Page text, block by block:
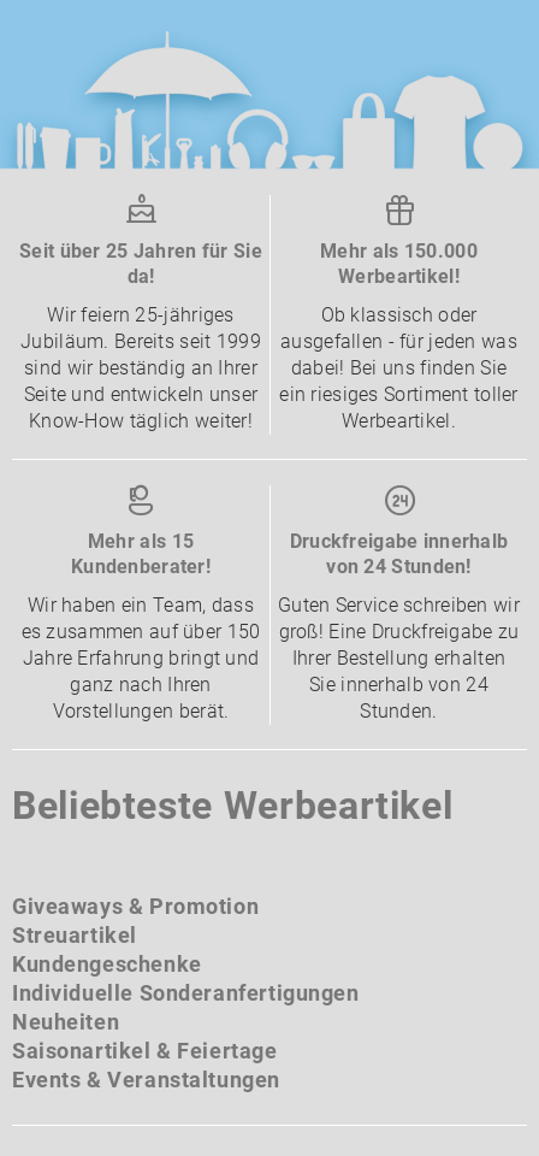
Seit über 25 Jahren für Sie
da!
Wir feiern 25-jähriges
Jubiläum. Bereits seit 1999
sind wir beständig an Ihrer
Seite und entwickeln unser
Know-How täglich weiter!
Mehr als 150.000
Werbeartikel!
Ob klassisch oder
ausgefallen - für jeden was
dabei! Bei uns finden Sie
ein riesiges Sortiment toller
Werbeartikel.
Mehr als 15
Kundenberater!
Wir haben ein Team, dass
es zusammen auf über 150
Jahre Erfahrung bringt und
ganz nach Ihren
Vorstellungen berät.
Druckfreigabe innerhalb
von 24 Stunden!
Guten Service schreiben wir
groß! Eine Druckfreigabe zu
Ihrer Bestellung erhalten
Sie innerhalb von 24
Stunden.
Beliebteste Werbeartikel
Giveaways & Promotion
Streuartikel
Kundengeschenke
Individuelle Sonderanfertigungen
Neuheiten
Saisonartikel & Feiertage
Events & Veranstaltungen